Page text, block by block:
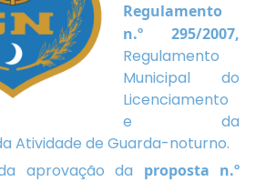
Regulamento
n.º 295/2007,
Regulamento
Municipal do
Licenciamento
e da
Atividade de Guarda-noturno.
aprovação da proposta n.º